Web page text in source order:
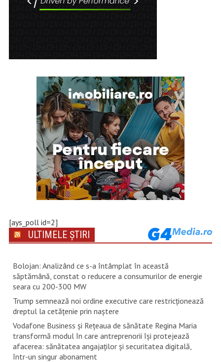
[ays_poll id=2]
ULTIMELE ȘTIRI
Bolojan: Analizând ce s-a întâmplat în această
săptămână, constat o reducere a consumurilor de energie
seara cu 200-300 MW
Trump semnează noi ordine executive care restricţionează
dreptul la cetăţenie prin naştere
Vodafone Business și Rețeaua de sănătate Regina Maria
transformă modul în care antreprenorii își protejează
afacerea: sănătatea angajaților și securitatea digitală,
într-un singur abonament